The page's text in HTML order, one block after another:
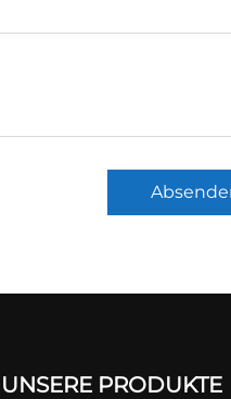
UNSERE PRODUKTE